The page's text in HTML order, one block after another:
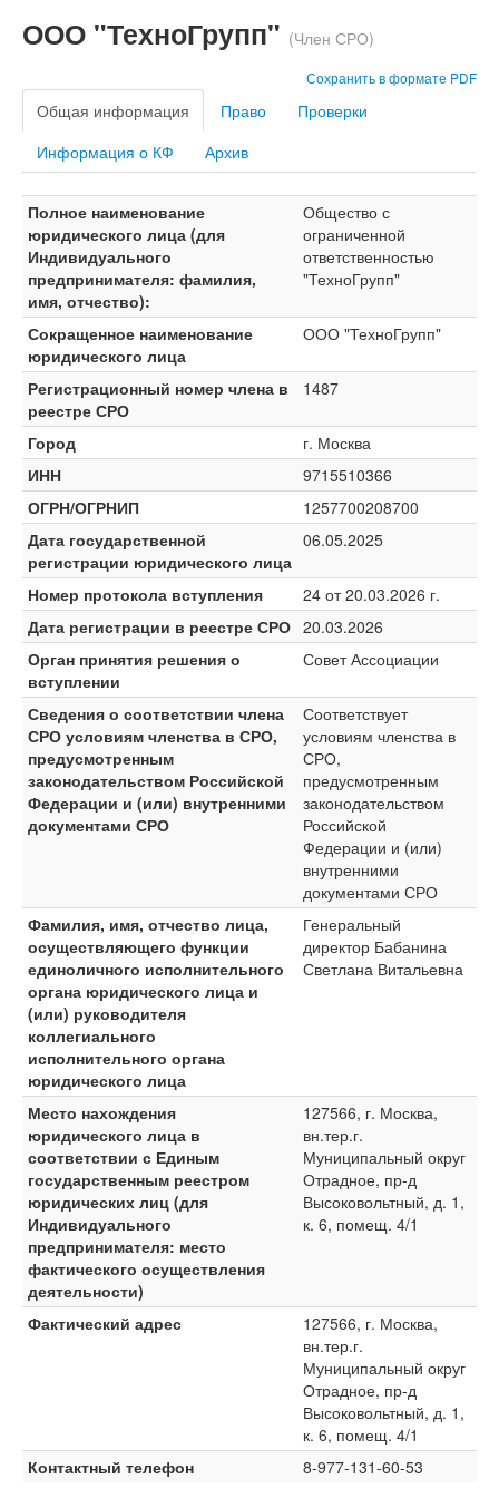
ООО "ТехноГрупп" (Член СРО)
Сохранить в формате PDF
Общая информация Право
Проверки
Информация о КФ
Архив
Полное наименование
юридического лица (для
Индивидуального
предпринимателя: фамилия,
имя, отчество):
Общество с
ограниченной
ответственностью
"ТехноГрупп"
Сокращенное наименование
юридического лица
ООО "ТехноГрупп"
Регистрационный номер члена в
реестре СРО
1487
Город
г. Москва
ИНН
9715510366
ОГРН/ОГРНИП
1257700208700
Дата государственной
регистрации юридического лица
06.05.2025
Номер протокола вступления
24 от 20.03.2026 г.
Дата регистрации в реестре СРО 20.03.2026
Орган принятия решения о
вступлении
Совет Ассоциации
Сведения о соответствии члена
СРО условиям членства в СРО,
предусмотренным
законодательством Российской
Федерации и (или) внутренними
документами СРО
Соответствует
условиям членства в
СРО,
предусмотренным
законодательством
Российской
Федерации и (или)
внутренними
документами СРО
Фамилия, имя, отчество лица,
осуществляющего функции
единоличного исполнительного
органа юридического лица и
(или) руководителя
коллегиального
исполнительного органа
юридического лица
Генеральный
директор Бабанина
Светлана Витальевна
Место нахождения
юридического лица в
соответствии с Единым
государственным реестром
юридических лиц (для
Индивидуального
предпринимателя: место
фактического осуществления
деятельности)
127566, г. Москва,
вн.тер.г.
Муниципальный округ
Отрадное, пр-д
Высоковольтный, д. 1,
к. 6, помещ. 4/1
Фактический адрес
127566, г. Москва,
вн.тер.г.
Муниципальный округ
Отрадное, пр-д
Высоковольтный, д. 1,
к. 6, помещ. 4/1
Контактный телефон
8-977-131-60-53